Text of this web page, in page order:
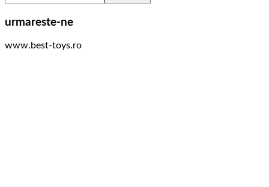
urmareste-ne
www.best-toys.ro